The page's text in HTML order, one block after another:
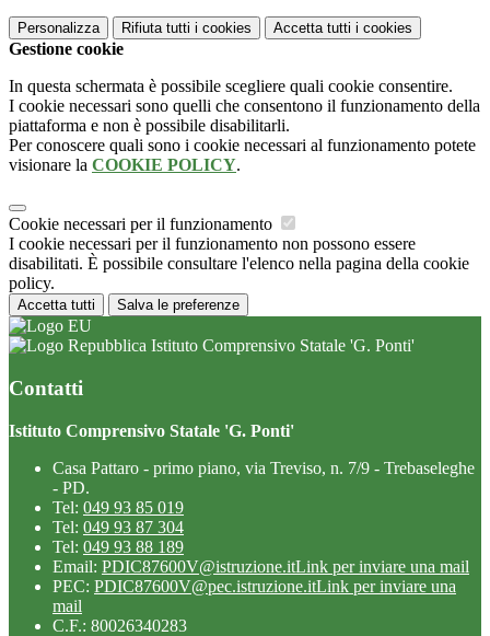
Personalizza Rifiuta tutti i cookies Accetta tutti i cookies
Gestione cookie
In questa schermata è possibile scegliere quali cookie consentire.
I cookie necessari sono quelli che consentono il funzionamento della
piattaforma e non è possibile disabilitarli.
Per conoscere quali sono i cookie necessari al funzionamento potete
visionare la COOKIE POLICY.
Cookie necessari per il funzionamento
I cookie necessari per il funzionamento non possono essere
disabilitati. È possibile consultare l'elenco nella pagina della cookie
policy.
Accetta tutti Salva le preferenze
Istituto Comprensivo Statale 'G. Ponti'
Contatti
Istituto Comprensivo Statale 'G. Ponti'
Casa Pattaro - primo piano, via Treviso, n. 7/9 - Trebaseleghe
- PD.
Tel: 049 93 85 019
Tel: 049 93 87 304
Tel: 049 93 88 189
Email: PDIC87600V@istruzione.itLink per inviare una mail
PEC: PDIC87600V@pec.istruzione.itLink per inviare una
mail
C.F.: 80026340283